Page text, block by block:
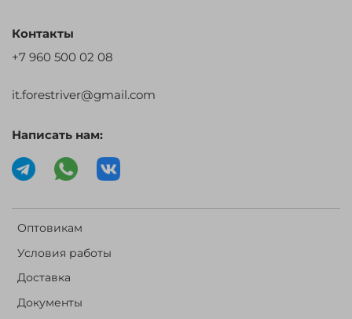
Оптовикам
Условия работы
Доставка
Документы
Контакты
+7 960 500 02 08
it.forestriver@gmail.com
Написать нам: